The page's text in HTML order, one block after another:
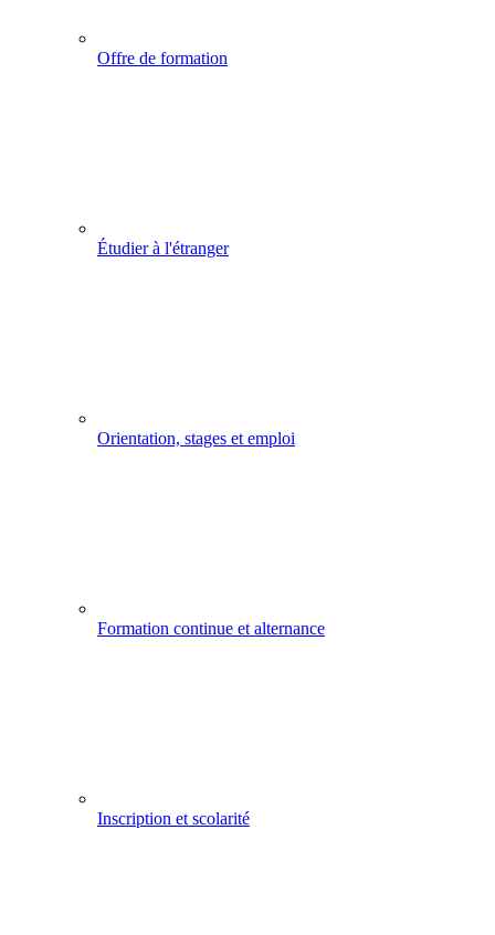
Offre de formation
Étudier à l'étranger
Orientation, stages et emploi
Formation continue et alternance
Inscription et scolarité